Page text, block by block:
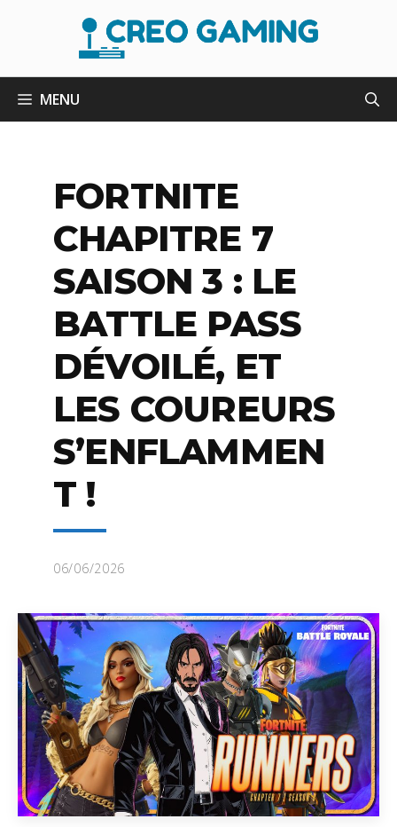
MENU
FORTNITE
CHAPITRE 7
SAISON 3 : LE
BATTLE PASS
DÉVOILÉ, ET
LES COUREURS
S’ENFLAMMEN
T !
06/06/2026